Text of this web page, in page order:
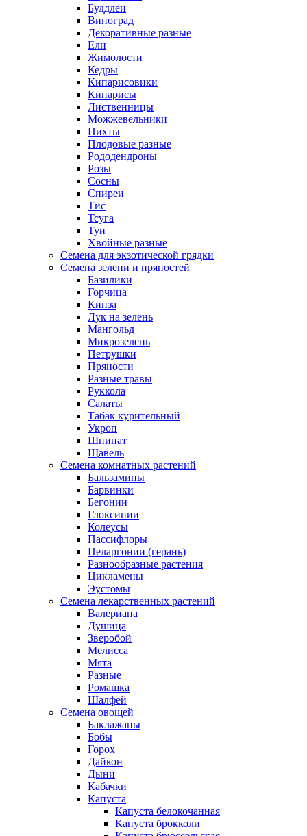
Буддлеи
Виноград
Декоративные разные
Ели
Жимолости
Кедры
Кипарисовики
Кипарисы
Лиственницы
Можжевельники
Пихты
Плодовые разные
Рододендроны
Розы
Сосны
Спиреи
Тис
Тсуга
Туи
Хвойные разные
Семена для экзотической грядки
Семена зелени и пряностей
Базилики
Горчица
Кинза
Лук на зелень
Мангольд
Микрозелень
Петрушки
Пряности
Разные травы
Руккола
Салаты
Табак курительный
Укроп
Шпинат
Щавель
Семена комнатных растений
Бальзамины
Барвинки
Бегонии
Глоксинии
Колеусы
Пассифлоры
Пеларгонии (герань)
Разнообразные растения
Цикламены
Эустомы
Семена лекарственных растений
Валериана
Душица
Зверобой
Мелисса
Мята
Разные
Ромашка
Шалфей
Семена овощей
Баклажаны
Бобы
Горох
Дайкон
Дыни
Кабачки
Капуста
Капуста белокочанная
Капуста брокколи